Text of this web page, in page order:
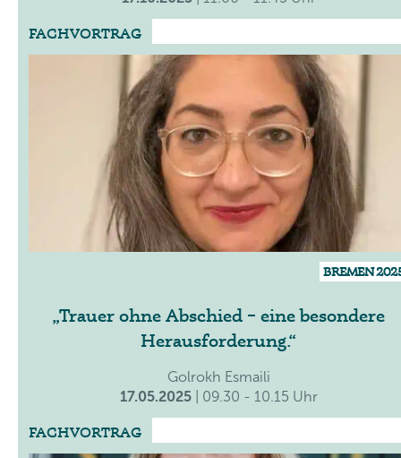
FACHVORTRAG
BREMEN
Trauer ohne Abschied – eine besondere
Herausforderung.
Golrokh Esmaili
17.05.2025
| 09.30 - 10.15 Uhr
FACHVORTRAG